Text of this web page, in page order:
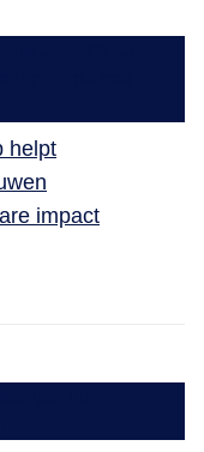
helpt
impact